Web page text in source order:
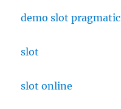
demo slot pragmatic
slot
slot online